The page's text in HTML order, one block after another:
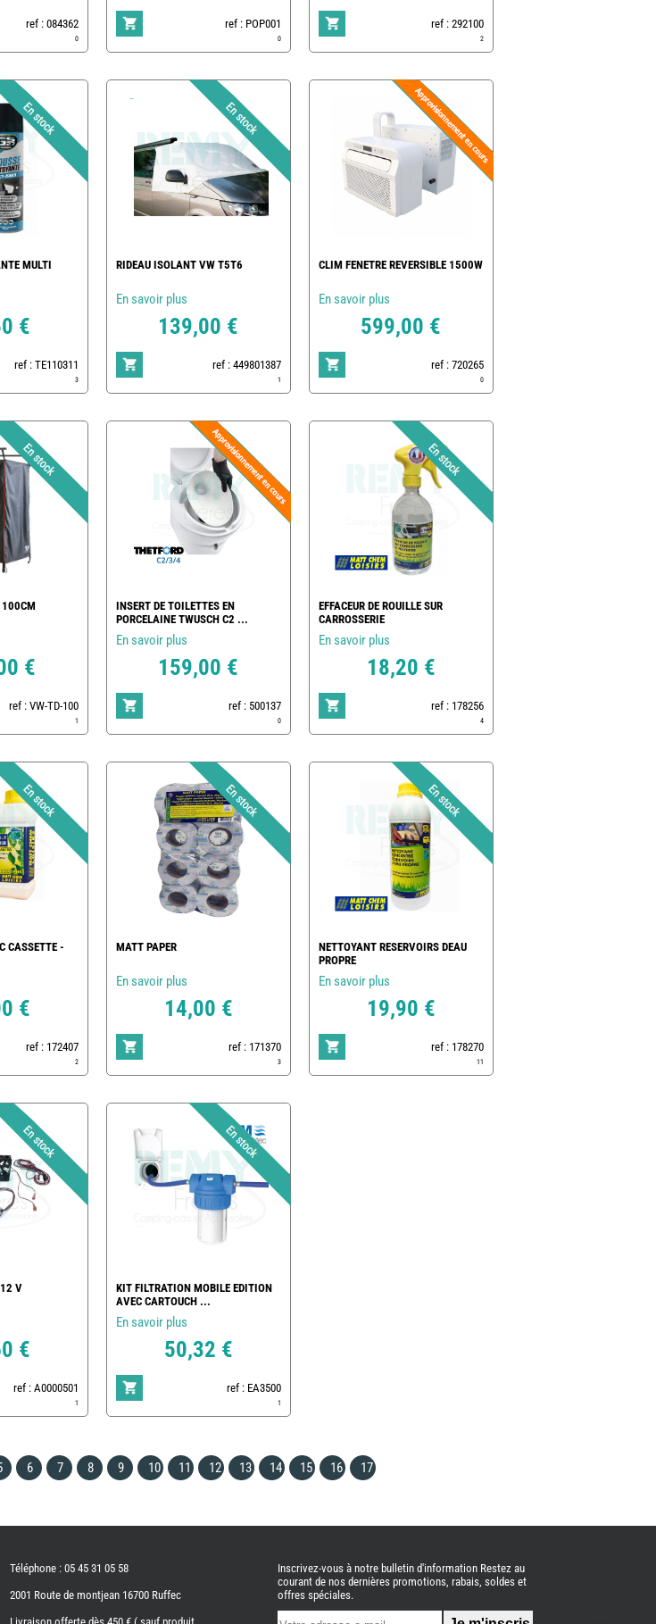
ref : 084362
0
ref : POP001
0
ref : 292100
2
MULTI
€
ref : TE110311
3
RIDEAU ISOLANT VW T5T6
En savoir plus
139,00 €
ref : 449801387
1
CLIM FENETRE REVERSIBLE 1500W
En savoir plus
599,00 €
ref : 720265
0
100CM
€
ref : VW-TD-100
1
INSERT DE TOILETTES EN
PORCELAINE TWUSCH C2 ...
En savoir plus
159,00 €
ref : 500137
0
EFFACEUR DE ROUILLE SUR
CARROSSERIE
En savoir plus
18,20 €
ref : 178256
4
CASSETTE -
€
ref : 172407
2
MATT PAPER
En savoir plus
14,00 €
ref : 171370
3
NETTOYANT RESERVOIRS DEAU
PROPRE
En savoir plus
19,90 €
ref : 178270
11
V
€
ref : A0000501
1
KIT FILTRATION MOBILE EDITION
AVEC CARTOUCH ...
En savoir plus
50,32 €
ref : EA3500
1
6 7 8 9 10 11 12 13 14 15 16
17
Téléphone : 05 45 31 05 58
2001 Route de montjean 16700 Ruffec
Inscrivez-vous à notre bulletin d'information Restez au
courant de nos dernières promotions, rabais, soldes et
offres spéciales.